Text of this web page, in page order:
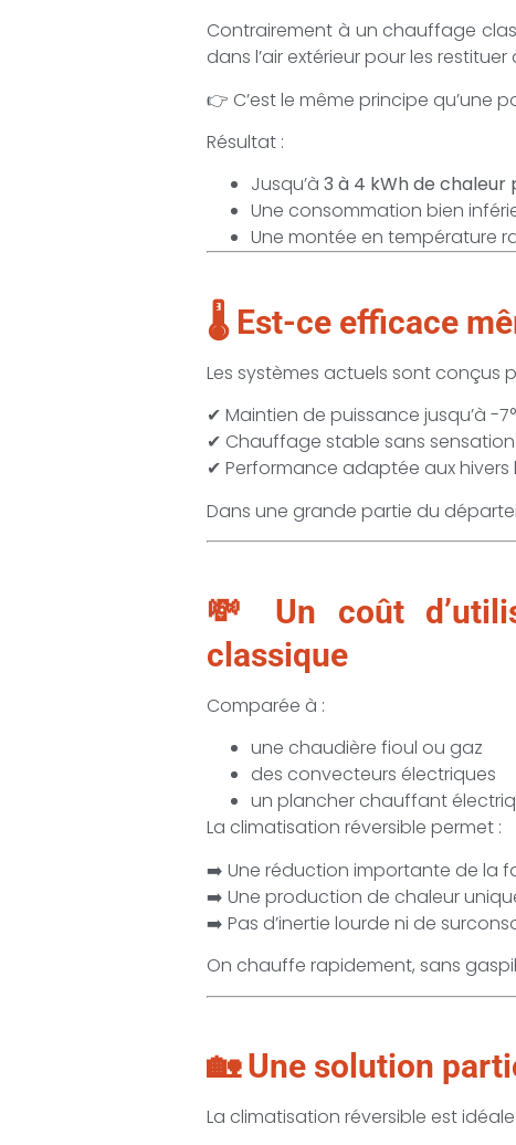
Contrairement à un chauffage
dans l’air extérieur pour les restituer
👉 C’est le même principe qu’une
Résultat :
Jusqu’à 3 à 4 kWh de chaleur
Une consommation bien
Une montée en température
🌡️ Est-ce efficace
Les systèmes actuels sont conçus
✔ Maintien de puissance jusqu’à -
✔ Chauffage stable sans sensation
✔ Performance adaptée aux hivers
Dans une grande partie du
💸 Un coût
classique
Comparée à :
une chaudière fioul ou gaz
des convecteurs électriques
un plancher chauffant
La climatisation réversible permet :
➡️ Une réduction importante de la
➡️ Une production de chaleur
➡️ Pas d’inertie lourde ni de
On chauffe rapidement, sans
🏡 Une solution
La climatisation réversible est